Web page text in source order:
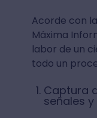
Acorde con
Máxima
labor de un
todo un
Captura
señales